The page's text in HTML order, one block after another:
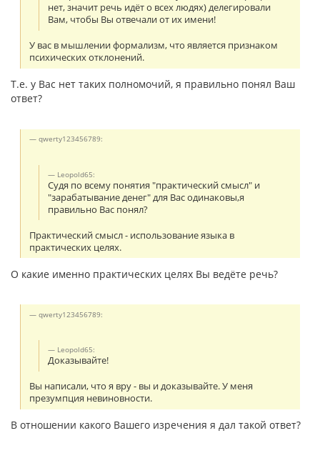
нет, значит речь идёт о всех людях) делегировали
Вам, чтобы Вы отвечали от их имени!
У вас в мышлении формализм, что является признаком
психических отклонений.
Т.е. у Вас нет таких полномочий, я правильно понял Ваш
ответ?
qwerty123456789:
Leopold65:
Судя по всему понятия "практический смысл" и
"зарабатывание денег" для Вас одинаковы,я
правильно Вас понял?
Практический смысл - использование языка в
практических целях.
О какие именно практических целях Вы ведёте речь?
qwerty123456789:
Leopold65:
Доказывайте!
Вы написали, что я вру - вы и доказывайте. У меня
презумпция невиновности.
В отношении какого Вашего изречения я дал такой ответ?